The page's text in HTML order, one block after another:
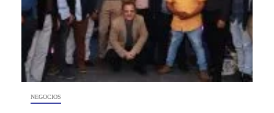
NEGOCIOS